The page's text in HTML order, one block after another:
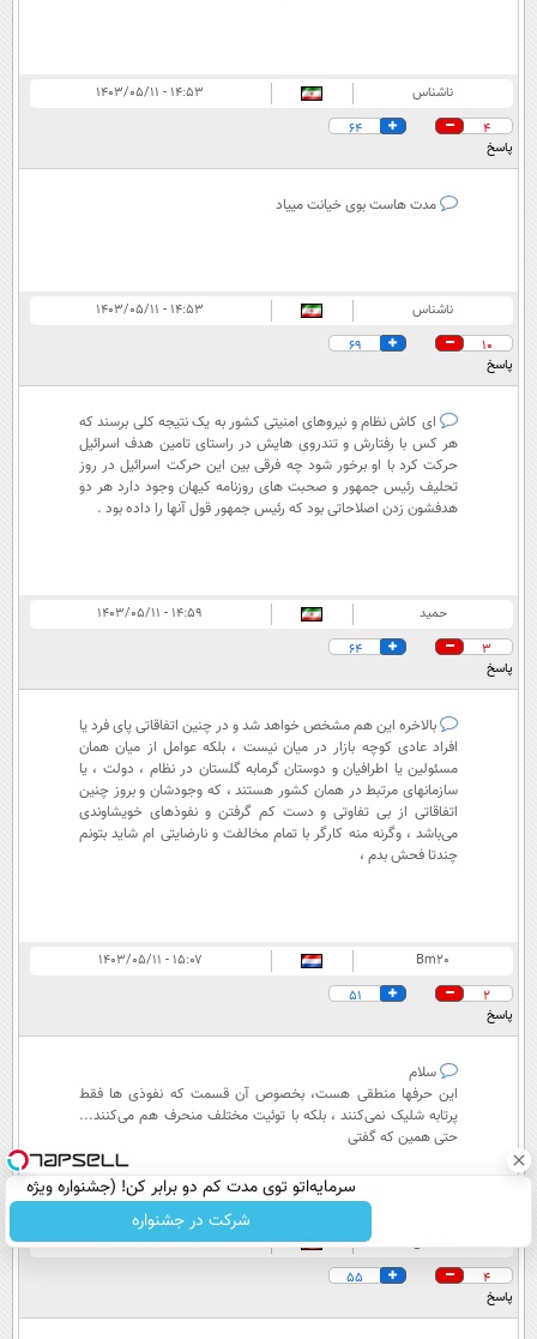
ناشناس
۱۴:۵۳ - ۱۴۰۳/۰۵/۱۱
4
64
پاسخ
مدت هاست بوی خیانت مییاد
ناشناس
۱۴:۵۳ - ۱۴۰۳/۰۵/۱۱
10
69
پاسخ
ای کاش نظام و نیروهای امنیتی کشور به یک نتیجه کلی برسند که
هر کس با رفتارش و تندروی هایش در راستای تامین هدف اسرائیل
حرکت کرد با او برخور شود چه فرقی بین این حرکت اسرائیل در روز
تحلیف رئیس جمهور و صحبت های روزنامه کیهان وجود دارد هر دو
هدفشون زدن اصلاحاتی بود که رئیس جمهور قول آنها را داده بود .
حمید
۱۴:۵۹ - ۱۴۰۳/۰۵/۱۱
3
64
پاسخ
بالاخره این هم مشخص خواهد شد و در چنین اتفاقاتی پای فرد یا
افراد عادی کوچه بازار در میان نیست ، بلکه عوامل از میان همان
مسئولین یا اطرافیان و دوستان گرمابه گلستان در نظام ، دولت ، یا
سازمانهای مرتبط در همان کشور هستند ، که وجودشان و بروز چنین
اتفاقاتی از بی تفاوتی و دست کم گرفتن و نفوذهای خویشاوندی
می‌باشد ، وگرنه منه کارگر با تمام مخالفت و نارضایتی ام شاید بتونم
چندتا فحش بدم ،
Bm20
۱۵:۰۷ - ۱۴۰۳/۰۵/۱۱
2
51
پاسخ
سلام
این حرفها منطقی هست، بخصوص آن قسمت که نفوذی ها فقط
پرتابه شلیک نمی‌کنند ، بلکه با توئیت مختلف منحرف هم می‌کنند...
حتی همین که گفتی
ناشناس
۱۵:۰۷ - ۱۴۰۳/۰۵/۱۱
4
55
پاسخ
سرمایه‌اتو توی مدت کم دو برابر کن! (جشنواره ویژه
زاگرس)🔥
شرکت در جشنواره